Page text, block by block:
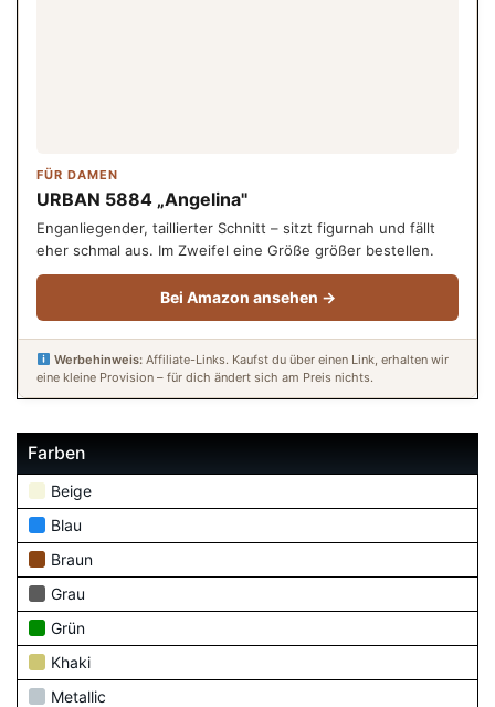
FÜR DAMEN
URBAN 5884 „Angelina"
Enganliegender, taillierter Schnitt – sitzt figurnah und fällt
eher schmal aus. Im Zweifel eine Größe größer bestellen.
Bei Amazon ansehen →
Werbehinweis:Affiliate-Links. Kaufst du über einen Link, erhalten wir
eine kleine Provision – für dich ändert sich am Preis nichts.
Farben
Beige
Blau
Braun
Grau
Grün
Khaki
Metallic